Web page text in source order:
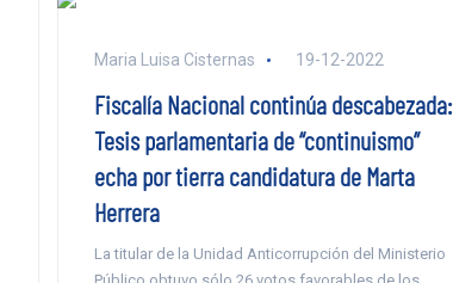
Maria Luisa Cisternas 19-12-2022
Fiscalía Nacional continúa descabezada:
Tesis parlamentaria de “continuismo”
echa por tierra candidatura de Marta
Herrera
La titular de la Unidad Anticorrupción del Ministerio